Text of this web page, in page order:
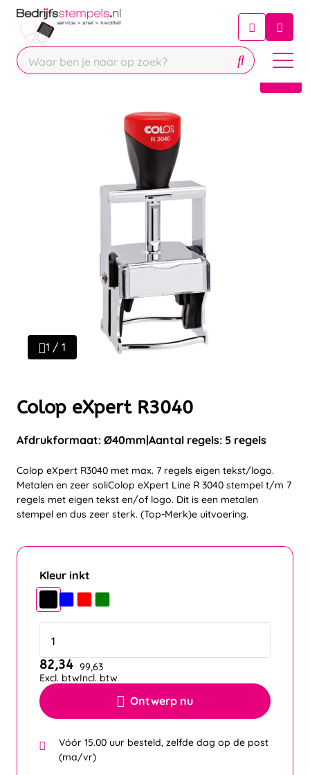
Chatbot
Chat 24/7 met onze chatbot voor
Contact
1 / 1
Colop eXpert R3040
Afdrukformaat: Ø40mm Aantal regels: 5 regels
Colop eXpert R3040 met max. 7 regels eigen tekst/logo.
Metalen en zeer soliColop eXpert Line R 3040 stempel t/m 7
regels met eigen tekst en/of logo. Dit is een metalen
stempel en dus zeer sterk. (Top-Merk)e uitvoering.
Kleur inkt
Ontwerp nu
82,34
Excl. btw
99,63
Incl. btw
Vóór 15.00 uur besteld, zelfde dag op de post
(ma/vr)